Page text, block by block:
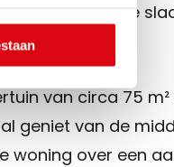
of derde
van circa 75
geniet van de
woning over een